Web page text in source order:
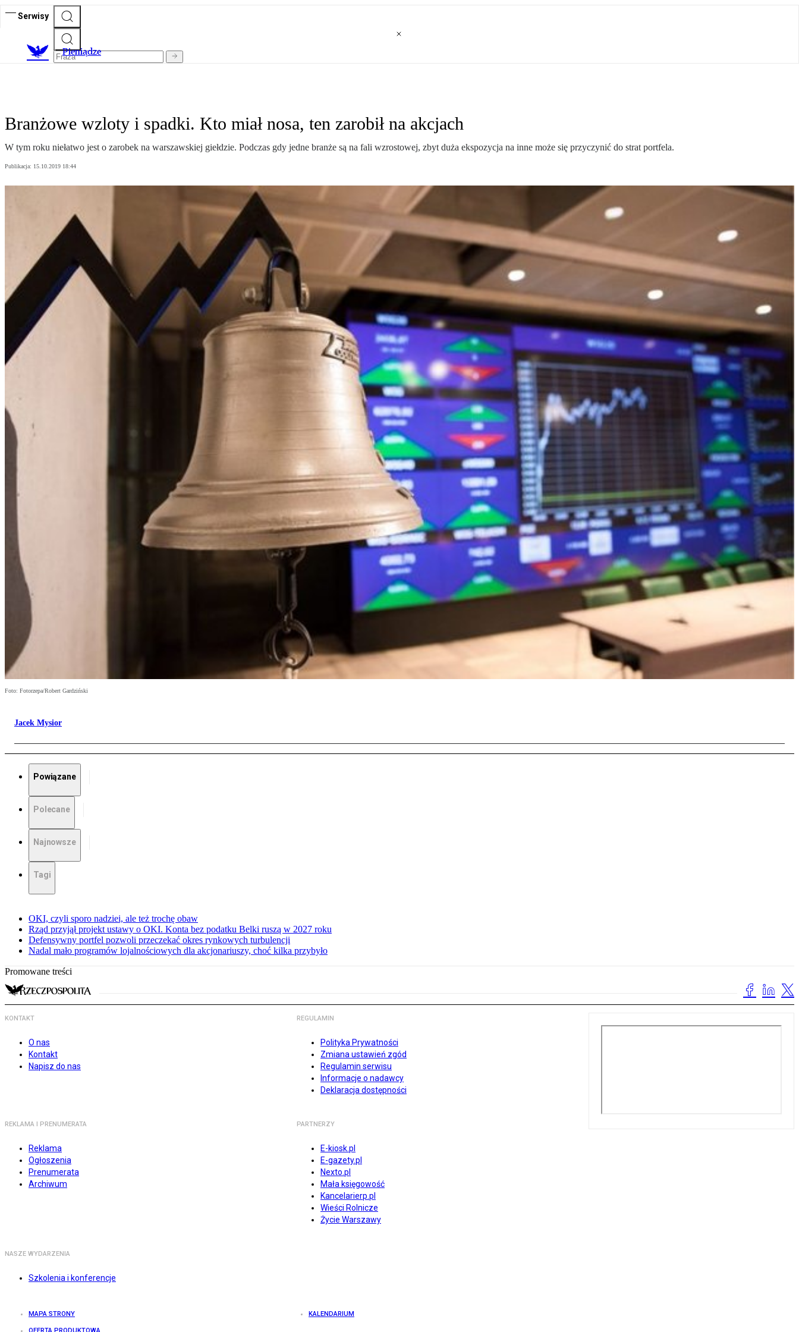
Serwisy
Pieniądze
Branżowe wzloty i spadki. Kto miał nosa, ten zarobił na akcjach
W tym roku niełatwo jest o zarobek na warszawskiej giełdzie. Podczas gdy jedne branże są na fali wzrostowej, zbyt duża ekspozycja na inne może się przyczynić do strat portfela.
Publikacja: 15.10.2019 18:44
Foto: Fotorzepa/Robert Gardziński
Jacek Mysior
Powiązane
Polecane
Najnowsze
Tagi
OKI, czyli sporo nadziei, ale też trochę obaw
Rząd przyjął projekt ustawy o OKI. Konta bez podatku Belki ruszą w 2027 roku
Defensywny portfel pozwoli przeczekać okres rynkowych turbulencji
Nadal mało programów lojalnościowych dla akcjonariuszy, choć kilka przybyło
Promowane treści
KONTAKT
O nas
Kontakt
Napisz do nas
REGULAMIN
Polityka Prywatności
Zmiana ustawień zgód
Regulamin serwisu
Informacje o nadawcy
Deklaracja dostępności
REKLAMA I PRENUMERATA
Reklama
Ogłoszenia
Prenumerata
Archiwum
PARTNERZY
E-kiosk.pl
E-gazety.pl
Nexto.pl
Mała księgowość
Kancelarierp.pl
Wieści Rolnicze
Życie Warszawy
NASZE WYDARZENIA
Szkolenia i konferencje
MAPA STRONY KALENDARIUM